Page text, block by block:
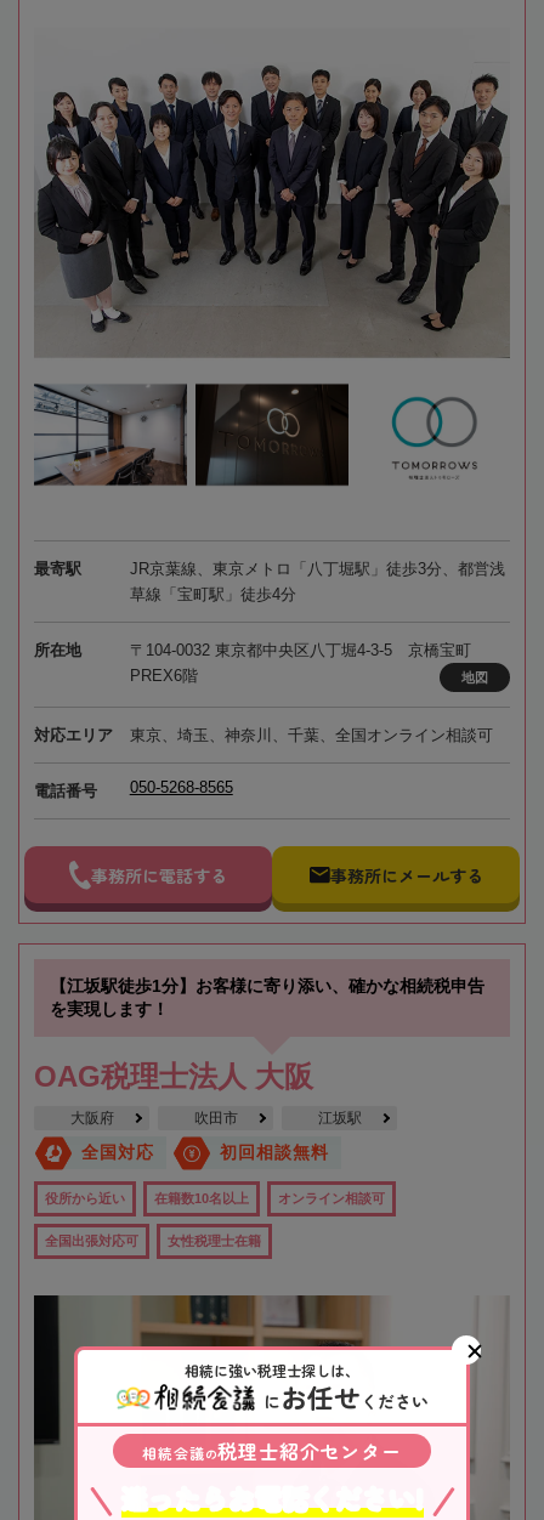
最寄駅
JR京葉線、東京メトロ「八丁堀駅」徒歩3分、都営浅
草線「宝町駅」徒歩4分
所在地
〒104-0032 東京都中央区八丁堀4-3-5 京橋宝町
PREX6階
地図
対応エリア 東京、埼玉、神奈川、千葉、全国オンライン相談可
電話番号 050-5268-8565
事務所に電話する 事務所にメールする
【江坂駅徒歩1分】お客様に寄り添い、確かな相続税申告
を実現します！
OAG税理士法人 大阪
大阪府 吹田市 江坂駅
全国対応 初回相談無料
役所から近い 在籍数10名以上 オンライン相談可
全国出張対応可 女性税理士在籍
相続に強い税理士探しは、
にお任せ ください
相続会議の税理士紹介センター